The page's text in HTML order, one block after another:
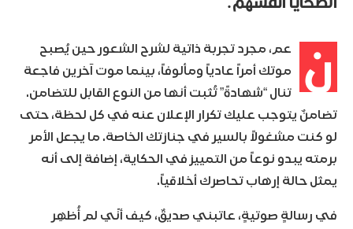
ن
عم، مجرد تجربة ذاتية لشرح الشعور حين يُصبح
موتك أمراً عادياً ومألوفاً، بينما موت آخرين فاجعة
تنال “شهادةً” تُثبت أنها من النوع القابل للتضامن.
تضامنٌ يتوجب عليك تكرار الإعلان عنه في كل لحظة، حتى
لو كنت مشغولاً بالسير في جنازتك الخاصة. ما يجعل الأمر
برمته يبدو نوعاً من التمييز في الحكاية، إضافة إلى أنه
يمثل حالة إرهاب تحاصرك أخلاقياً.
في رسالةٍ صوتيةٍ، عاتبني صديقٌ، كيف أنّي لم أُظهِر